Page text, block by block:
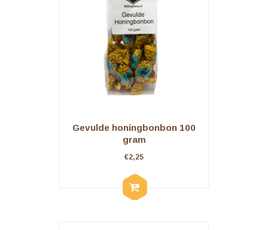
Gevulde honingbonbon 100
gram
€2,25